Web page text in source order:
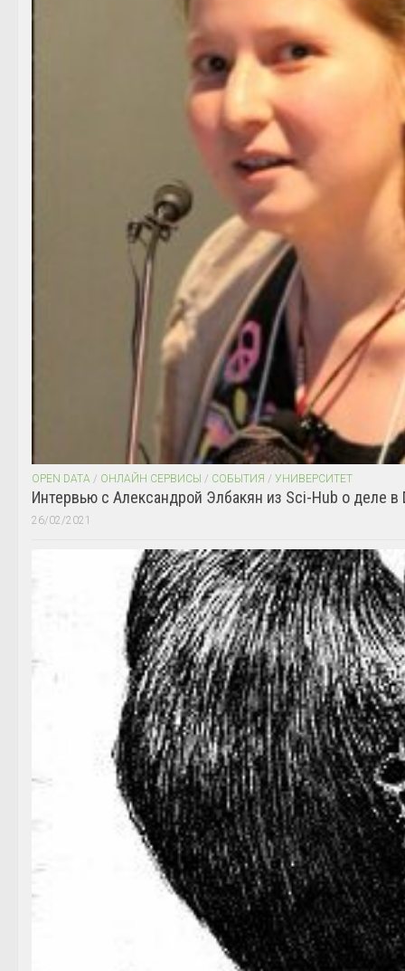
OPEN DATA / ОНЛАЙН СЕРВИСЫ / СОБЫТИЯ / УНИВЕРСИТЕТ
Интервью с Александрой Элбакян из Sci-Hub о деле в
26/02/2021